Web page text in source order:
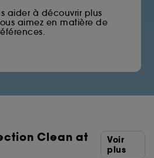
aider à découvrir plus
aimez en matière de
vous permet
qui écartent certains des
familles telles que les huiles
formules aux ingrédients
Clean at
Voir
plus